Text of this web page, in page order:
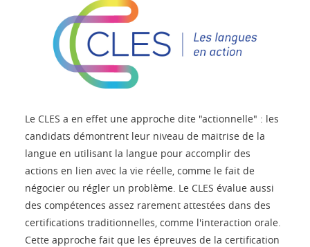
Le CLES a en effet une approche dite "actionnelle" : les
candidats démontrent leur niveau de maitrise de la
langue en utilisant la langue pour accomplir des
actions en lien avec la vie réelle, comme le fait de
négocier ou régler un problème. Le CLES évalue aussi
des compétences assez rarement attestées dans des
certifications traditionnelles, comme l'interaction orale.
Cette approche fait que les épreuves de la certification